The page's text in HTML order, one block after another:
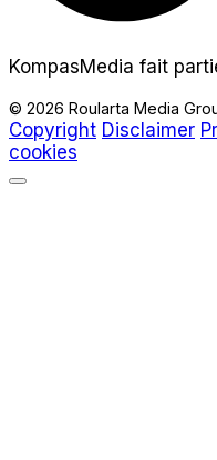
KompasMedia fait
© 2026 Roularta Media
Copyright Disclaimer
cookies